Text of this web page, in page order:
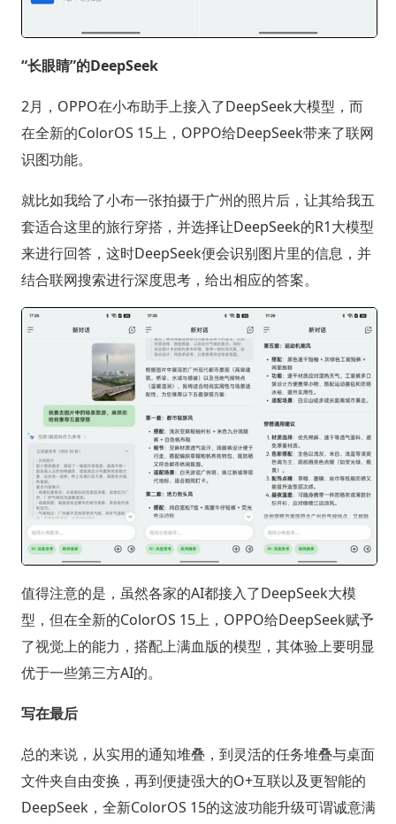
“长眼睛”的DeepSeek
2月，OPPO在小布助手上接入了DeepSeek大模型，而
在全新的ColorOS 15上，OPPO给DeepSeek带来了联网
识图功能。
就比如我给了小布一张拍摄于广州的照片后，让其给我五
套适合这里的旅行穿搭，并选择让DeepSeek的R1大模型
来进行回答，这时DeepSeek便会识别图片里的信息，并
结合联网搜索进行深度思考，给出相应的答案。
值得注意的是，虽然各家的AI都接入了DeepSeek大模
型，但在全新的ColorOS 15上，OPPO给DeepSeek赋予
了视觉上的能力，搭配上满血版的模型，其体验上要明显
优于一些第三方AI的。
写在最后
总的来说，从实用的通知堆叠，到灵活的任务堆叠与桌面
文件夹自由变换，再到便捷强大的O+互联以及更智能的
DeepSeek，全新ColorOS 15的这波功能升级可谓诚意满